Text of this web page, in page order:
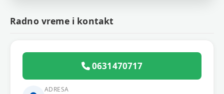
Radno vreme i kontakt
0631470717
ADRESA